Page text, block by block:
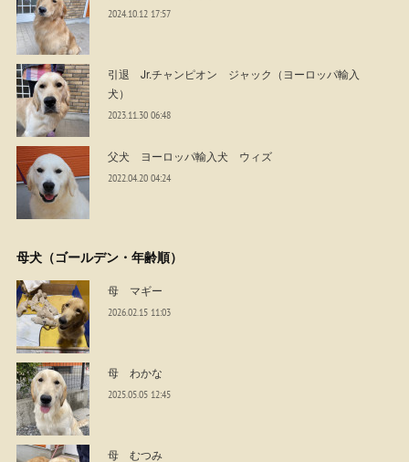
2024.10.12 17:57
引退 Jr.チャンピオン ジャック（ヨーロッパ輸入
犬）
2023.11.30 06:48
父犬 ヨーロッパ輸入犬 ウィズ
2022.04.20 04:24
母犬（ゴールデン・年齢順）
母 マギー
2026.02.15 11:03
母 わかな
2025.05.05 12:45
母 むつみ